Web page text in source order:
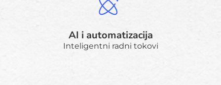
AI i automatizacija
Inteligentni radni tokovi